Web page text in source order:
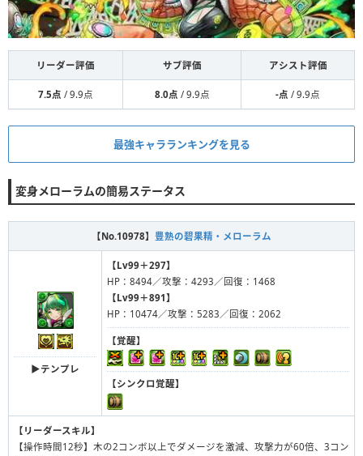
リーダー評価 サブ評価 アシスト評価
7.5点 / 9.9点 8.0点 / 9.9点 -点 / 9.9点
最強キャラランキングを見る
変身メローラムの簡易ステータス
【No.10978】 豊熟の碧果精・メローラム
▶︎テンプレ
【Lv99＋297】
HP：8494／攻撃：4293／回復：1468
【Lv99＋891】
HP：10474／攻撃：5283／回復：2062
【覚醒】
【シンクロ覚醒】
【リーダースキル】
【操作時間12秒】木の2コンボ以上でダメージを激減、攻撃力が60倍、3コン